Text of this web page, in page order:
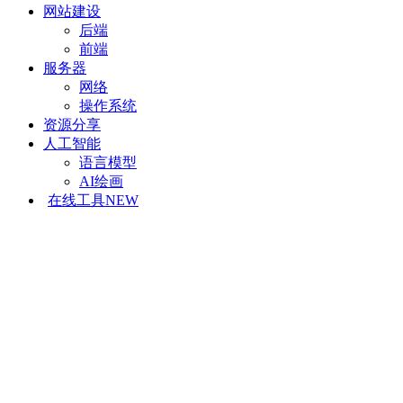
网站建设
后端
前端
服务器
网络
操作系统
资源分享
人工智能
语言模型
AI绘画
在线工具NEW